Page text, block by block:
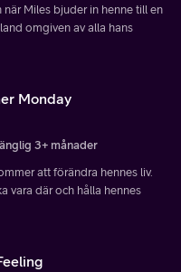
Miles bjuder in henne till en
omgiven av alla hans
Monday
3+ månader
att förändra hennes liv.
vara där och hålla hennes